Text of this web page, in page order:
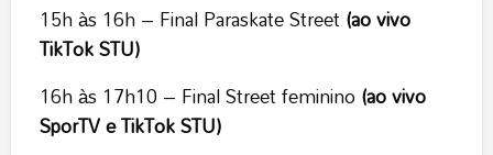
15h às 16h – Final Paraskate Street (ao vivo
TikTok STU)
16h às 17h10 – Final Street feminino (ao vivo
SporTV e TikTok STU)